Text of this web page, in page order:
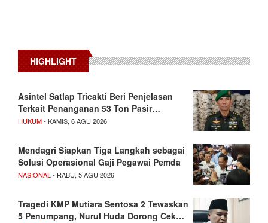
HIGHLIGHT
Asintel Satlap Tricakti Beri Penjelasan
Terkait Penanganan 53 Ton Pasir…
HUKUM- KAMIS, 6 AGU 2026
Mendagri Siapkan Tiga Langkah sebagai
Solusi Operasional Gaji Pegawai Pemda
NASIONAL - RABU, 5 AGU 2026
Tragedi KMP Mutiara Sentosa 2 Tewaskan
5 Penumpang, Nurul Huda Dorong Cek…